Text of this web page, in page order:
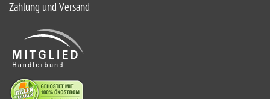
Zahlung und Versand